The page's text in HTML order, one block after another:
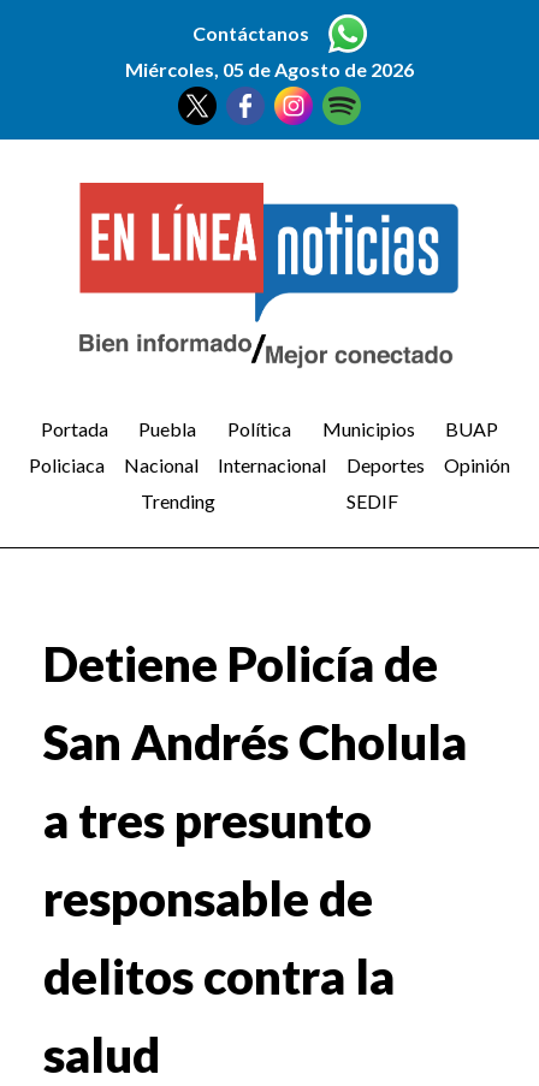
Contáctanos
Miércoles, 05 de Agosto de 2026
Portada Puebla Política Municipios
BUAP
Policiaca
Nacional Internacional Deportes
Opinión
Trending
SEDIF
Detiene Policía de
San Andrés Cholula
a tres presunto
responsable de
delitos contra la
salud